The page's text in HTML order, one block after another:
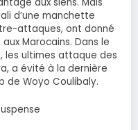
d’une manchette
attaques, ont donné
Marocains. Dans le
les ultimes attaque des
a évité à la dernière
de Woyo Coulibaly.